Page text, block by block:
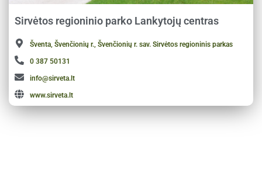
Sirvėtos regioninio parko Lankytojų centras
Šventa, Švenčionių r., Švenčionių r. sav. Sirvėtos regioninis parkas
0 387 50131
info@sirveta.lt
www.sirveta.lt